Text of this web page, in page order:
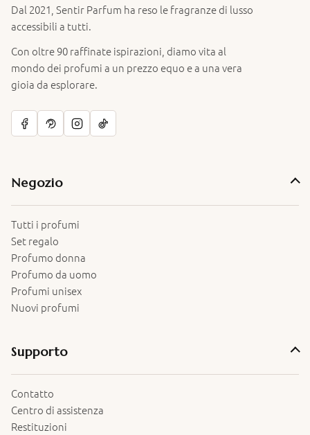
Dal 2021, Sentir Parfum ha reso le fragranze di lusso
accessibili a tutti.
Con oltre 90 raffinate ispirazioni, diamo vita al
mondo dei profumi a un prezzo equo e a una vera
gioia da esplorare.
Negozio
Tutti i profumi
Set regalo
Profumo donna
Profumo da uomo
Profumi unisex
Nuovi profumi
Supporto
Contatto
Centro di assistenza
Restituzioni